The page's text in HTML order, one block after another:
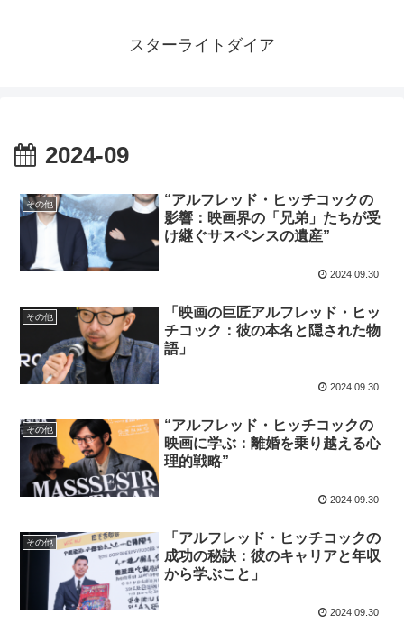
スターライトダイア
2024-09
その他
“アルフレッド・ヒッチコックの
影響：映画界の「兄弟」たちが受
け継ぐサスペンスの遺産”
2024.09.30
その他
「映画の巨匠アルフレッド・ヒッ
チコック：彼の本名と隠された物
語」
2024.09.30
その他
“アルフレッド・ヒッチコックの
映画に学ぶ：離婚を乗り越える心
理的戦略”
2024.09.30
その他
「アルフレッド・ヒッチコックの
成功の秘訣：彼のキャリアと年収
から学ぶこと」
2024.09.30